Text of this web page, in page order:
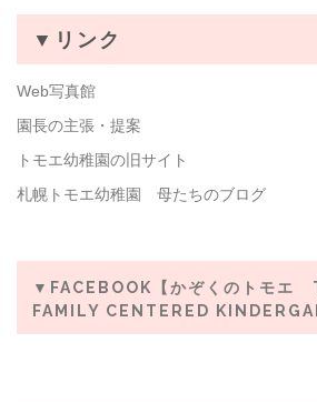
▼リンク
Web写真館
園長の主張・提案
トモエ幼稚園の旧サイト
札幌トモエ幼稚園 母たちのブログ
▼FACEBOOK【かぞくのトモエ
FAMILY CENTERED